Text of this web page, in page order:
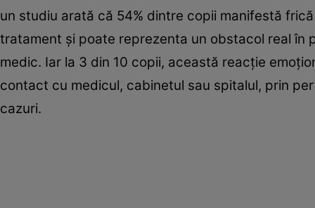
un studiu arată că 54% dintre copii manifestă
tratament şi poate reprezenta un obstacol real
medic. Iar la 3 din 10 copii, această reacţie
contact cu medicul, cabinetul sau spitalul, prin
cazuri.